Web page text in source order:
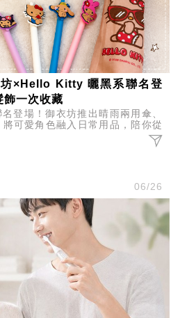
×Hello Kitty 曬黑系聯名登
飾一次收藏
登場！御衣坊推出晴雨兩用傘、
可愛角色融入日常用品，陪你從
搭配，打造充滿少女心
06/26